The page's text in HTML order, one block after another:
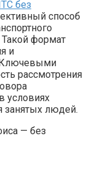
без
способ
Такой формат
и
Ключевыми
рассмотрения
условиях
занятых людей.